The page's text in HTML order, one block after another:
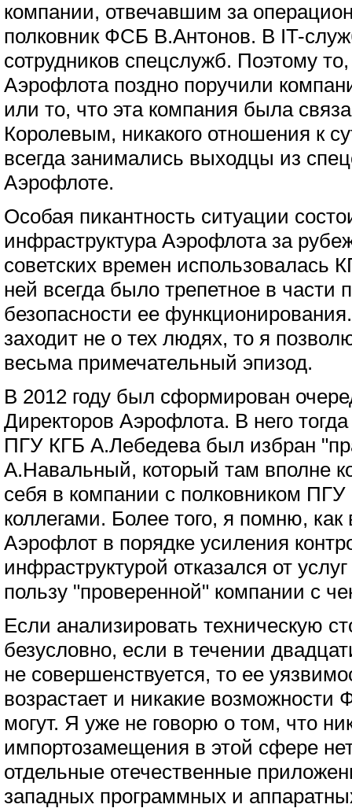
компании, отвечавшим за
полковник ФСБ В.Антонов. В IT-
сотрудников спецслужб. Поэтому
Аэрофлота поздно поручили
или то, что эта компания была
Королевым, никакого отношения к
всегда занимались выходцы из
Аэрофлоте.
Особая пикантность ситуации
инфраструктура Аэрофлота за
советских времен использовалась
ней всегда было трепетное в части
безопасности ее
заходит не о тех людях, то я
весьма примечательный эпизод.
В 2012 году был сформирован
Директоров Аэрофлота. В него
ПГУ КГБ А.Лебедева был избран
А.Навальный, который там вполне
себя в компании с полковником
коллегами. Более того, я помню, как
Аэрофлот в порядке усиления
инфраструктурой отказался от
пользу "проверенной" компании с
Если анализировать техническую
безусловно, если в течении
не совершенствуется, то ее
возрастает и никакие возможности
могут. Я уже не говорю о том, что
импортозамещения в этой сфере
отдельные отечественные
западных программных и